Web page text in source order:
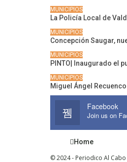
MUNICIPIOS
La Policía Local de
MUNICIPIOS
Concepción Saugar,
MUNICIPIOS
PINTO| Inaugurado el
MUNICIPIOS
Miguel Ángel
Facebook
Join us on
Home
© 2024 - Periodico Al Cabo